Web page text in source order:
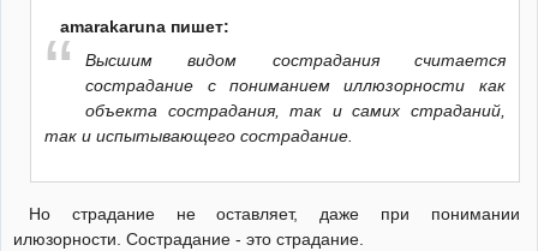
amarakaruna пишет:
Высшим видом сострадания считается
сострадание с пониманием иллюзорности как
объекта сострадания, так и самих страданий,
так и испытывающего сострадание.
Но страдание не оставляет, даже при понимании
илюзорности. Сострадание - это страдание.